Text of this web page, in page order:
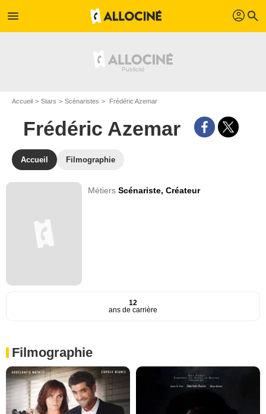
menu profil search
Accueil Stars Scénaristes Frédéric Azemar
Frédéric Azemar
Accueil Filmographie
MétiersScénariste,Créateur
12
ans de carrière
Filmographie